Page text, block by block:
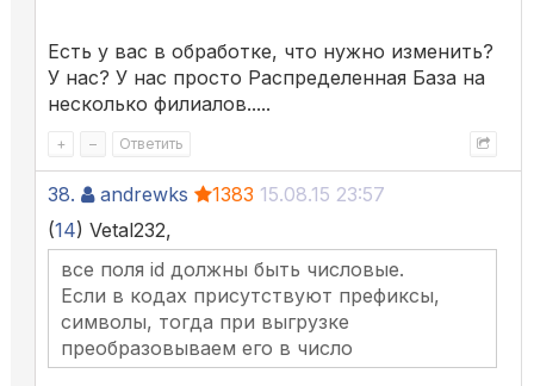
Есть у вас в обработке, что нужно изменить?
У нас? У нас просто Распределенная База на
несколько филиалов.....
+ – Ответить
38. andrewks 1383 15.08.15 23:57
(14) Vetal232,
все поля id должны быть числовые.
Если в кодах присутствуют префиксы,
символы, тогда при выгрузке
преобразовываем его в число